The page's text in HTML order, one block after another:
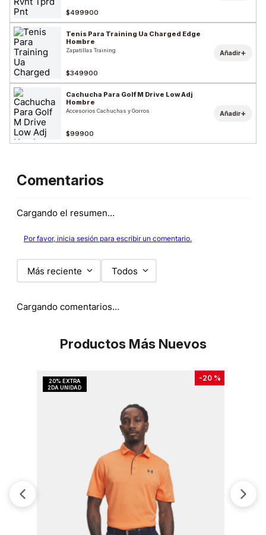
$499900
Tenis Para Training Ua Charged Edge
Hombre
Zapatillas Training
$349900
Añadir+
Cachucha Para Golf M Drive Low Adj
Hombre
Accesorios Cachuchas y Gorros
$99900
Añadir+
Comentarios
Cargando el resumen…
Por favor, inicia sesión para escribir un comentario.
Más reciente Todos
Cargando comentarios…
Productos Más Nuevos
-20 %